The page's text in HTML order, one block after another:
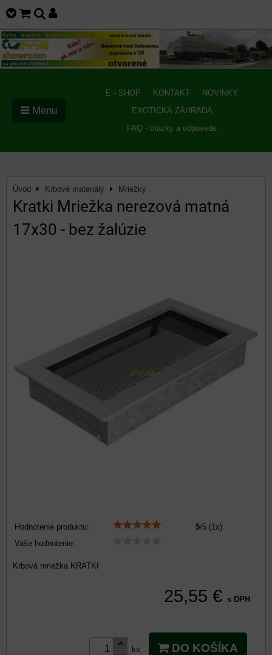
E - SHOP KONTAKT
NOVINKY
EXOTICKÁ ZÁHRADA
FAQ - otázky a odpovede
Menu
Úvod Krbové materiály Mriežky
Kratki Mriežka nerezová matná
17x30 - bez žalúzie
Hodnotenie produktu: 5/5 (1x)
Vaše hodnotenie:
Krbová mriežka KRATKI
25,55 € s DPH
ks DO KOŠÍKA